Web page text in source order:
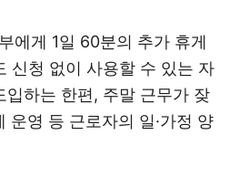
에게 1일 60분의 추가 휴게
신청 없이 사용할 수 있는 자
입하는 한편, 주말 근무가 잦
운영 등 근로자의 일·가정 양